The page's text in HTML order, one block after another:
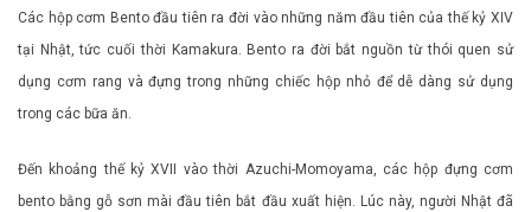
Các hộp cơm Bento đầu tiên ra đời vào những năm đầu tiên của thế kỷ XIV
tại Nhật, tức cuối thời Kamakura. Bento ra đời bắt nguồn từ thói quen sử
dụng cơm rang và đựng trong những chiếc hộp nhỏ để dễ dàng sử dụng
trong các bữa ăn.
Đến khoảng thế kỷ XVII vào thời Azuchi-Momoyama, các hộp đựng cơm
bento bằng gỗ sơn mài đầu tiên bắt đầu xuất hiện. Lúc này, người Nhật đã